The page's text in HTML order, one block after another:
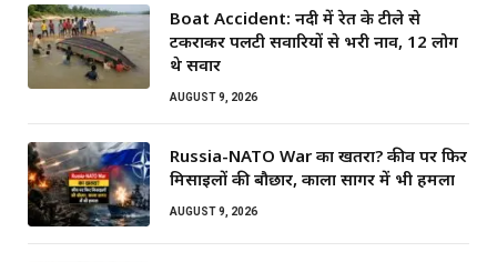
Boat Accident: नदी में रेत के टीले से
टकराकर पलटी सवारियों से भरी नाव, 12 लोग
थे सवार
AUGUST 9, 2026
Russia-NATO War का खतरा? कीव पर फिर
मिसाइलों की बौछार, काला सागर में भी हमला
AUGUST 9, 2026